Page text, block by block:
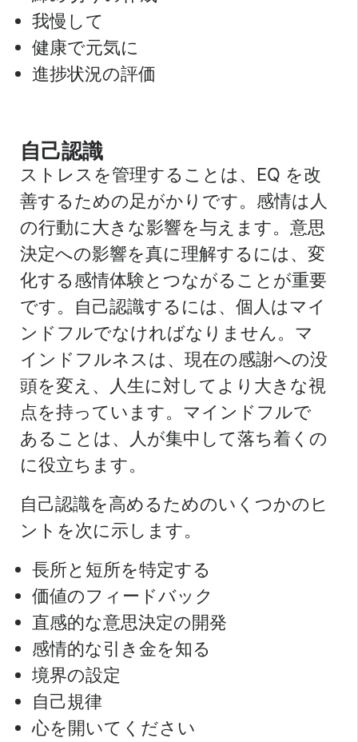
我慢して
健康で元気に
進捗状況の評価
自己認識
ストレスを管理することは、EQ を改
善するための足がかりです。感情は人
の行動に大きな影響を与えます。意思
決定への影響を真に理解するには、変
化する感情体験とつながることが重要
です。自己認識するには、個人はマイ
ンドフルでなければなりません。マ
インドフルネスは、現在の感謝への没
頭を変え、人生に対してより大きな視
点を持っています。マインドフルで
あることは、人が集中して落ち着くの
に役立ちます。
自己認識を高めるためのいくつかのヒ
ントを次に示します。
長所と短所を特定する
価値のフィードバック
直感的な意思決定の開発
感情的な引き金を知る
境界の設定
自己規律
心を開いてください